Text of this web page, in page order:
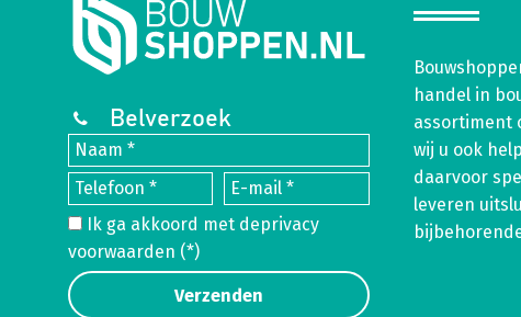
Belverzoek
Ik ga akkoord met deprivacy
voorwaarden (*)
handel in
assortiment
wij u ook
daarvoor
leveren